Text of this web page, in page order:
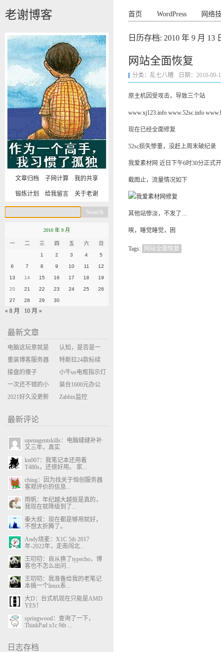
老谢博客 首页 WordPress 网络
日历存档: 2010 年 9 月 13
网站全面恢复
分类： 乱七八糟 日期：2010-09-
原主机因受攻击，导致三个站
www.xj123.info www.52sc.info
现在已经全面修复
52sc损失惨重，没赶上周末破纪录
我爱素材网 近日下午6时30分正式
截图止，流量情况如下
其他站惨淡，不发了…
唉，睡觉睡觉，困
Tags: 网站全面恢复
文章归档 子网计算 我的共享
锻炼计划 给我留言 关于老谢
2010 年 9 月
一 二 三 四 五 六 日
1 2 3 4 5
6 7 8 9 10 11 12
13 14 15 16 17 18 19
20 21 22 23 24 25 26
27 28 29 30
« 8 月 10 月 »
最新文章
电脑这玩意就是
缝缝补补的事
认知，是否是一
座大山？当架构
决策变成配置清
单比价
重装博客服务器
环境
特斯拉24款标续
Model Y 2万公里
使用体验
接盘的傻子
小牛us电瓶指示灯
闪三次不上电
一次还不错的小
米售后体验
装台1600元办公
主机
2021好久没更新
Zabbix监控
最新评论
openagentskills：电脑缝缝补补
又三年，真实
kn007：我笔记本还用着
T480s，还很好用。 家...
ching：因为找关于恒创服务器
客观评价的信息...
雨帆：年纪越大越抠是真的，
我现在就降级到了...
秦大叔：现在都是够用就好，
不想太折腾了。
Andy烧麦：X1C 5th 2017
年-2022年，走南闯北...
王叨叨：自从换了typecho，博
客也不怎么出问...
王叨叨：我准备给我的老笔记
本搞一个linux系...
大D：台式机现在只能是AMD
YES！
springwood：查询了一下，
ThinkPad x1c 9th ...
日志存档